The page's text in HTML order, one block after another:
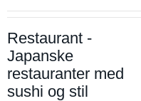
Restaurant -
Japanske
restauranter med
sushi og stil